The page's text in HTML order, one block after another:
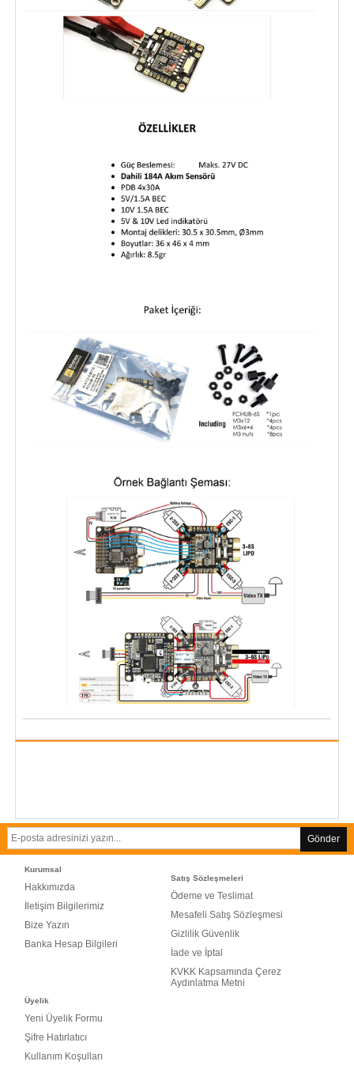
Gönder
Kurumsal
Hakkımızda
İletişim Bilgilerimiz
Bize Yazın
Banka Hesap Bilgileri
Satış Sözleşmeleri
Ödeme ve Teslimat
Mesafeli Satış Sözleşmesi
Gizlilik Güvenlik
İade ve İptal
KVKK Kapsamında Çerez
Aydınlatma Metni
Üyelik
Yeni Üyelik Formu
Şifre Hatırlatıcı
Kullanım Koşulları